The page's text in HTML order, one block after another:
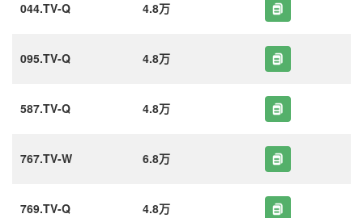
044.TV-Q 4.8万
095.TV-Q 4.8万
587.TV-Q 4.8万
767.TV-W 6.8万
769.TV-Q 4.8万